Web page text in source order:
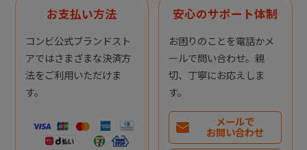
お支払い方法
コンビ公式ブランドスト
アではさまざまな決済方
法をご利用いただけま
す。
安心のサポート体制
お困りのことを電話かメ
ールで問い合わせ。親
切、丁寧にお応えしま
す。
メールで
お問い合わせ